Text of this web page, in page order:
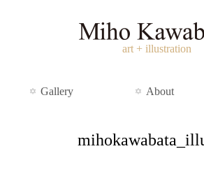
art + illustration
Gallery About